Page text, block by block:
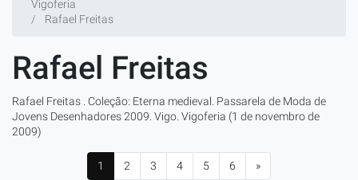
Vigoferia
Rafael Freitas
Rafael Freitas
Rafael Freitas . Coleção: Eterna medieval. Passarela de Moda de
Jovens Desenhadores 2009. Vigo. Vigoferia (1 de novembro de
2009)
1 2 3 4 5 6 »